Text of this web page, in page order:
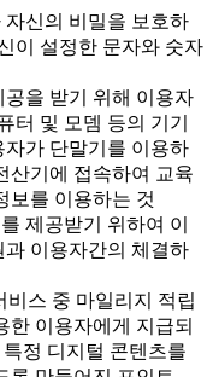
신의 비밀을 보호하
이 설정한 문자와 숫자
을 받기 위해 이용자
터 및 모뎀 등의 기기
가 단말기를 이용하
산기에 접속하여 교육
보를 이용하는 것
제공받기 위하여 이
이용자간의 체결하
스 중 마일리지 적립
한 이용자에게 지급되
정 디지털 콘텐츠를